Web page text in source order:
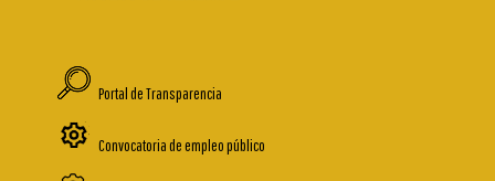
Portal de Transparencia
Convocatoria de empleo público